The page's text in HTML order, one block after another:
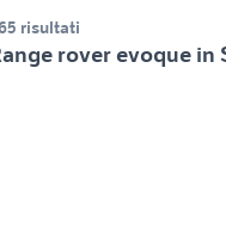
risultati
rover evoque in